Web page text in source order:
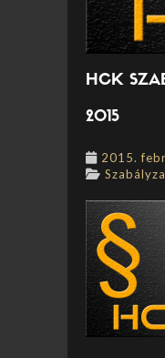
HCK
2015
2015.